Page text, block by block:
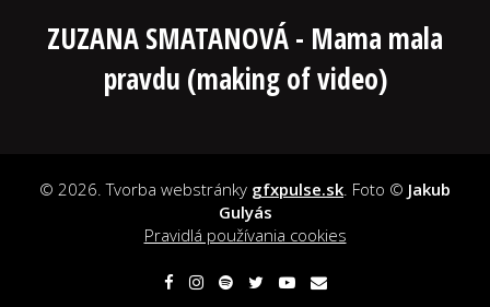
ZUZANA SMATANOVÁ - Mama mala
pravdu (making of video)
© 2026. Tvorba webstránky gfxpulse.sk. Foto © Jakub
Gulyás
Pravidlá používania cookies